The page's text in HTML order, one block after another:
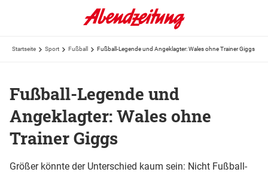
Startseite Sport Fußball Fußball-Legende und Angeklagter: Wales ohne Trainer Giggs
Fußball-Legende und
Angeklagter: Wales ohne
Trainer Giggs
Größer könnte der Unterschied kaum sein: Nicht Fußball-